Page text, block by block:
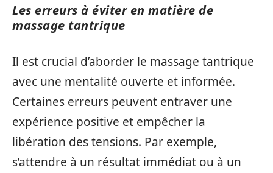
Les erreurs à éviter en matière de
massage tantrique
Il est crucial d’aborder le massage tantrique
avec une mentalité ouverte et informée.
Certaines erreurs peuvent entraver une
expérience positive et empêcher la
libération des tensions. Par exemple,
s’attendre à un résultat immédiat ou à un